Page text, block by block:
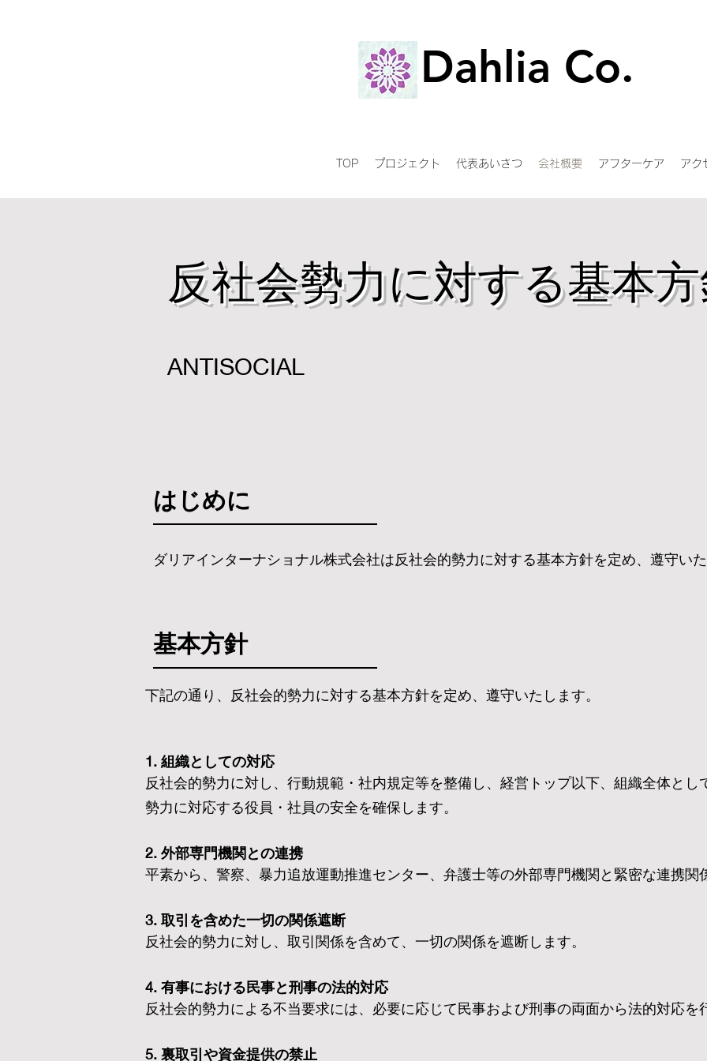
Dahlia Co.
Dahlia Co.
TOP プロジェクト 代表あいさつ 会社概要 アフターケア アク
反社会勢力に対する基本
ANTISOCIAL
はじめに
ダリアインターナショナル株式会社は反社会的勢力に対する基本方針を定め、遵守い
​基本方針
下記の通り、反社会的勢力に対する基本方針を定め、遵守いたします。
1. 組織としての対応
反社会的勢力に対し、行動規範・社内規定等を整備し、経営トップ以下、組織全体と
勢力に対応する役員・社員の安全を確保します。
2. 外部専門機関との連携
平素から、警察、暴力追放運動推進センター、弁護士等の外部専門機関と緊密な連携関
3. 取引を含めた一切の関係遮断
反社会的勢力に対し、取引関係を含めて、一切の関係を遮断します。
4. 有事における民事と刑事の法的対応
反社会的勢力による不当要求には、必要に応じて民事および刑事の両面から法的対応を
5. 裏取引や資金提供の禁止